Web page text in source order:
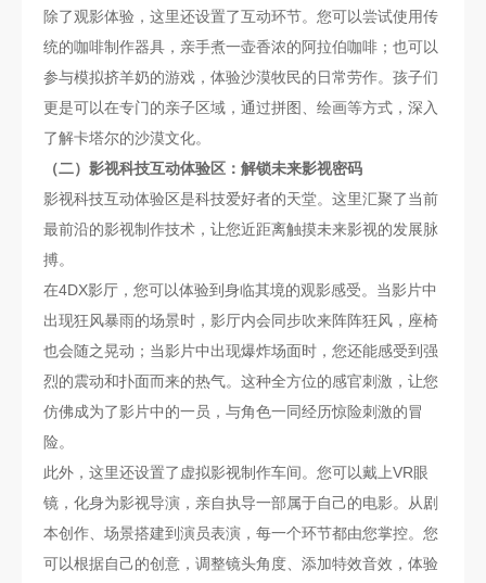
除了观影体验，这里还设置了互动环节。您可以尝试使用传
统的咖啡制作器具，亲手煮一壶香浓的阿拉伯咖啡；也可以
参与模拟挤羊奶的游戏，体验沙漠牧民的日常劳作。孩子们
更是可以在专门的亲子区域，通过拼图、绘画等方式，深入
了解卡塔尔的沙漠文化。
（二）影视科技互动体验区：解锁未来影视密码
影视科技互动体验区是科技爱好者的天堂。这里汇聚了当前
最前沿的影视制作技术，让您近距离触摸未来影视的发展脉
搏。
在4DX影厅，您可以体验到身临其境的观影感受。当影片中
出现狂风暴雨的场景时，影厅内会同步吹来阵阵狂风，座椅
也会随之晃动；当影片中出现爆炸场面时，您还能感受到强
烈的震动和扑面而来的热气。这种全方位的感官刺激，让您
仿佛成为了影片中的一员，与角色一同经历惊险刺激的冒
险。
此外，这里还设置了虚拟影视制作车间。您可以戴上VR眼
镜，化身为影视导演，亲自执导一部属于自己的电影。从剧
本创作、场景搭建到演员表演，每一个环节都由您掌控。您
可以根据自己的创意，调整镜头角度、添加特效音效，体验